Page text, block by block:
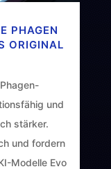
PHAGEN
ORIGINAL
und
stärker.
und fordern
Modelle Evo